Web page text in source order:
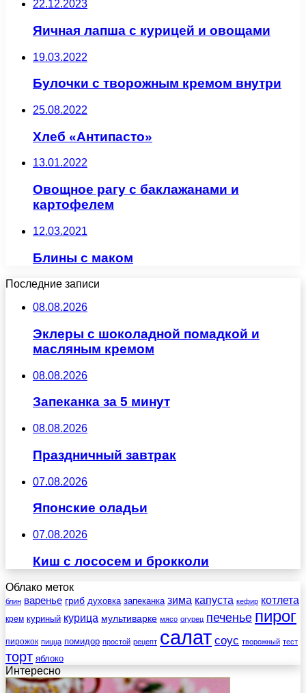
22.12.2023
Яичная лапша с курицей и овощами
19.03.2022
Булочки с творожным кремом внутри
25.08.2022
Хлеб «Антипасто»
13.01.2022
Овощное рагу с баклажанами и
картофелем
12.03.2021
Блины с маком
Последние записи
08.08.2026
Эклеры с шоколадной помадкой и
масляным кремом
08.08.2026
Запеканка за 5 минут
08.08.2026
Праздничный завтрак
07.08.2026
Японские оладьи
07.08.2026
Киш с лососем и брокколи
Облако меток
блин варенье гриб духовка запеканка зима капуста кефир котлета
крем куриный курица мультиварке мясо огурец печенье пирог
пирожок пицца помидор простой рецепт салат соус творожный тест
торт яблоко
Интересно